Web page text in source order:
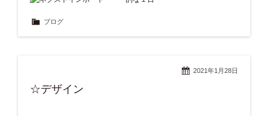
ブログ
2021年1月28日
☆デザイン